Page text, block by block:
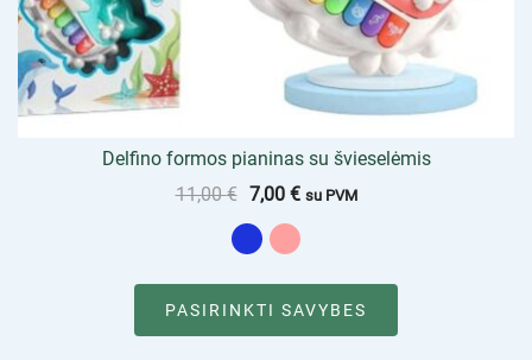
Delfino formos pianinas su švieselėmis
11,00€ 7,00 € su PVM
PASIRINKTI SAVYBES